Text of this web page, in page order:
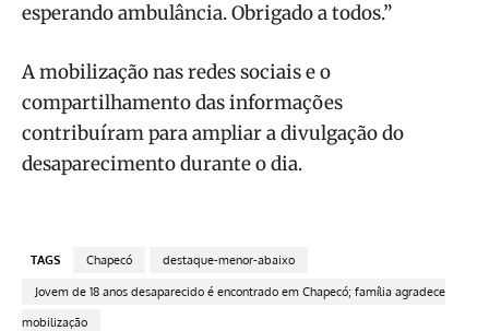
esperando ambulância. Obrigado a todos.”
A mobilização nas redes sociais e o
compartilhamento das informações
contribuíram para ampliar a divulgação do
desaparecimento durante o dia.
TAGS Chapecó destaque-menor-abaixo
Jovem de 18 anos desaparecido é encontrado em Chapecó; família agradece
mobilização